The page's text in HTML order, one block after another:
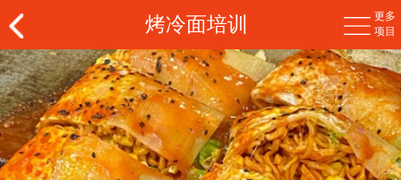
烤冷面培训
更多
项目